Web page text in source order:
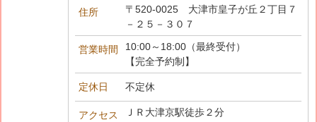
住所
〒520-0025 大津市皇子が丘２丁目７
－２５－３０７
営業時間
10:00～18:00（最終受付）
【完全予約制】
定休日 不定休
アクセス
ＪＲ大津京駅徒歩２分